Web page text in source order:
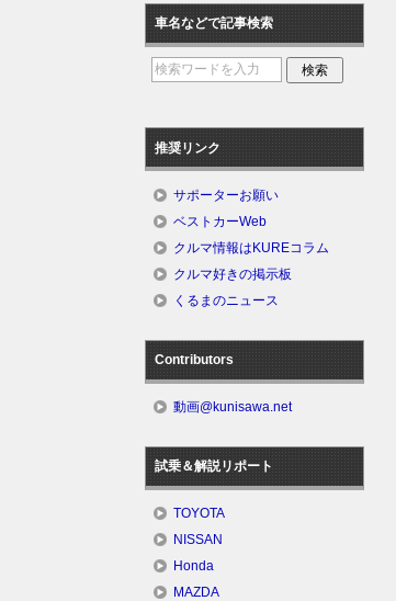
車名などで記事検索
推奨リンク
サポーターお願い
ベストカーWeb
クルマ情報はKUREコラム
クルマ好きの掲示板
くるまのニュース
Contributors
動画@kunisawa.net
試乗＆解説リポート
TOYOTA
NISSAN
Honda
MAZDA